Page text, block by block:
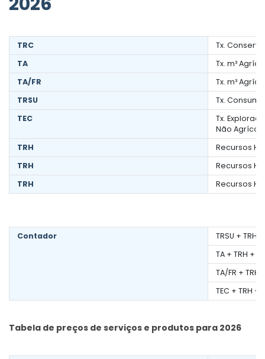
TRC
Tx.
TA
Tx. m³
TA/FR
Tx. m³
TRSU
Tx.
TEC
Tx.
Não
TRH
Recursos
TRH
Recursos
TRH
Recursos
Contador
TRSU + TRH
TA + TRH +
TA/FR + TRH
TEC + TRH +
Tabela de preços de serviços e produtos para 2026